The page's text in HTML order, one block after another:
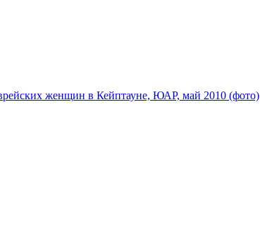
женщин в Кейптауне, ЮАР, май 2010 (фото)